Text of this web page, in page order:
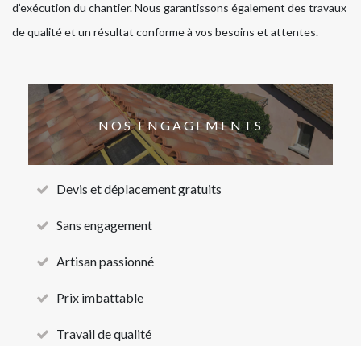
d’exécution du chantier. Nous garantissons également des travaux
de qualité et un résultat conforme à vos besoins et attentes.
NOS ENGAGEMENTS
Devis et déplacement gratuits
Sans engagement
Artisan passionné
Prix imbattable
Travail de qualité